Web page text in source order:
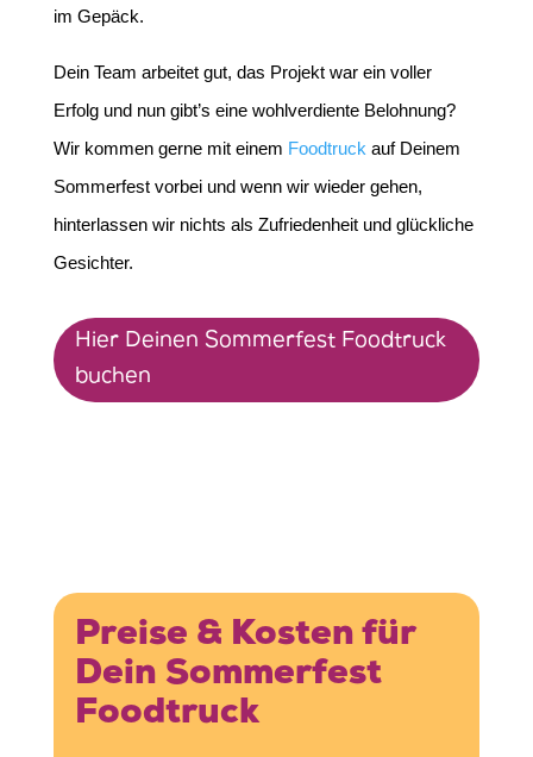
im Gepäck.
Dein Team arbeitet gut, das Projekt war ein voller
Erfolg und nun gibt’s eine wohlverdiente Belohnung?
Wir kommen gerne mit einem Foodtruck auf Deinem
Sommerfest vorbei und wenn wir wieder gehen,
hinterlassen wir nichts als Zufriedenheit und glückliche
Gesichter.
Hier Deinen Sommerfest Foodtruck
buchen
Preise & Kosten für
Dein Sommerfest
Foodtruck